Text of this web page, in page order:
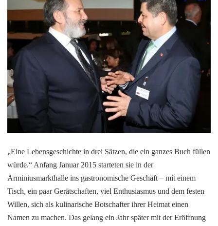
„Eine Lebensgeschichte in drei Sätzen, die ein ganzes Buch füllen
würde.“ Anfang Januar 2015 starteten sie in der
Arminiusmarkthalle ins gastronomische Geschäft – mit einem
Tisch, ein paar Gerätschaften, viel Enthusiasmus und dem festen
Willen, sich als kulinarische Botschafter ihrer Heimat einen
Namen zu machen. Das gelang ein Jahr später mit der Eröffnung